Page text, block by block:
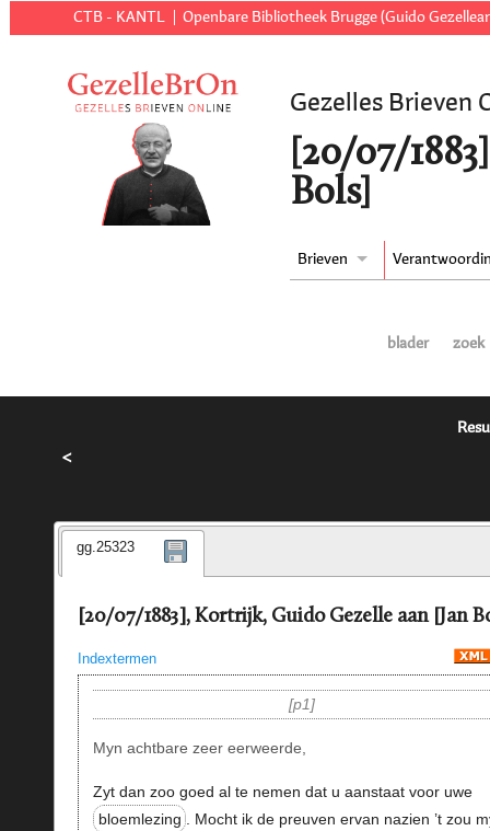
CTB - KANTL Openbare Bibliotheek Brugge (Guido
Gezelles Brieven
[20/07/
Bols]
Brieven
blader zoek
<
gg.25323
[20/07/1883], Kortrijk, Guido Gezelle aan [Jan
Indextermen
p1
Myn achtbare zeer eerweerde,
Zyt dan zoo goed al te nemen dat u aanstaat voor uwe
bloemlezing
. Mocht ik de preuven ervan nazien ’t zou